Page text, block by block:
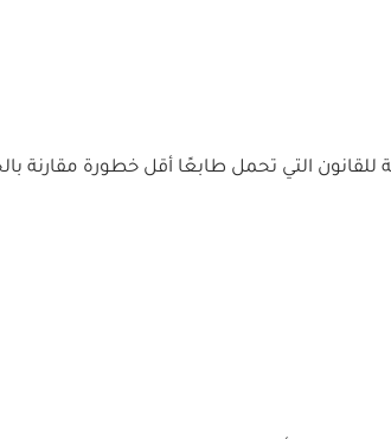
للقانون التي تحمل طابعًا أقل خطورة مقارنة